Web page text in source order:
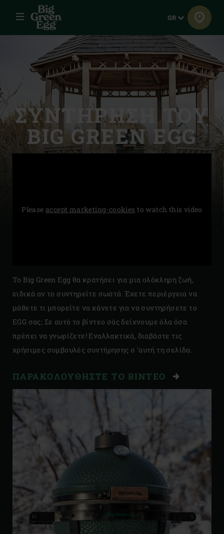
Μενού Γλώσσα
GR
ΣΥΝΤΗΡΗΣΗ ΤΟΥ
BIG GREEN EGG
Pleaseaccept marketing-cookies to watch this video
Το Big Green Egg θα κρατήσει για μια ολόκληρη ζωή,
ειδικά αν το συντηρείτε σωστά. Έχετε περιέργεια να
μάθετε τι μπορείτε να κάνετε για να συντηρήσετε το
EGG σας; Σε αυτό το βίντεο σάς δείχνουμε όλα όσα
πρέπει να γνωρίζετε! Εναλλακτικά, διαβάστε τις
χρήσιμες συμβουλές συντήρησης σ ’αυτή τη σελίδα.
ΠΑΡΑΚΟΛΟΥΘΗΣΤΕ ΤΟ ΒΙΝΤΕΟ